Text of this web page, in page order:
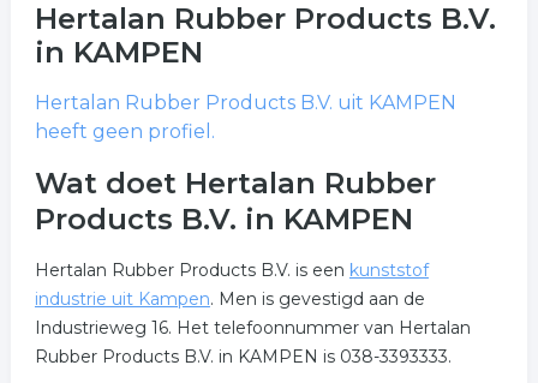
Hertalan Rubber Products B.V.
in KAMPEN
Hertalan Rubber Products B.V. uit KAMPEN
heeft geen profiel.
Wat doet Hertalan Rubber
Products B.V. in KAMPEN
Hertalan Rubber Products B.V. is een kunststof
industrie uit Kampen. Men is gevestigd aan de
Industrieweg 16. Het telefoonnummer van Hertalan
Rubber Products B.V. in KAMPEN is 038-3393333.